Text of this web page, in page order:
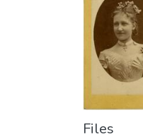
Files